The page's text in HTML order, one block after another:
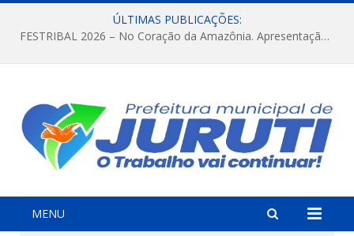
ÚLTIMAS PUBLICAÇÕES:
FESTRIBAL 2026 – No Coração da Amazônia. Apresentação da Munduruku.
MENU